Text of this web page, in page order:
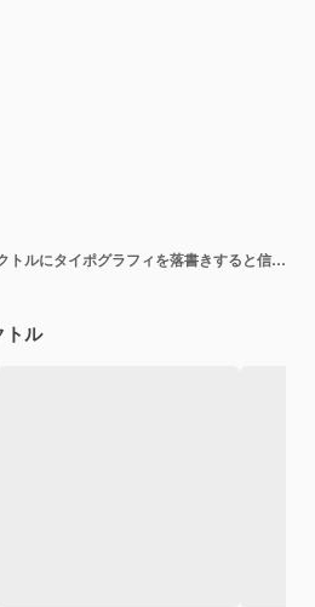
私はベージュの背景ベクトルにタイポグラフィを落書きすると信じています
トル